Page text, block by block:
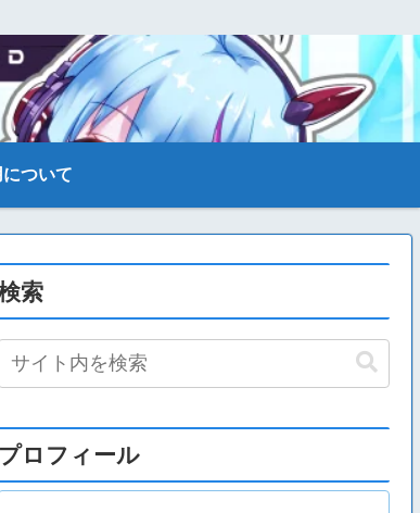
ついて
索
プロフィール